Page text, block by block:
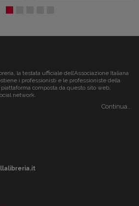
la testata ufficiale dell’Associazione Italiana
i professionisti e le professioniste della
composta da questo sito web,
network.
Continua...